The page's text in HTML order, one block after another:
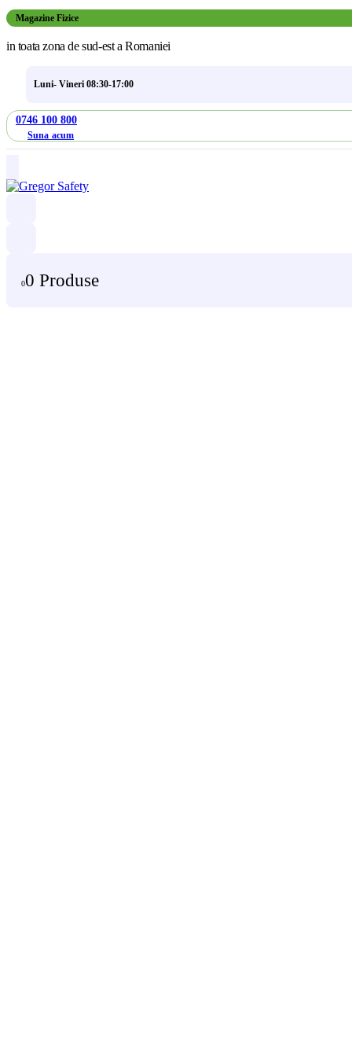
Magazine Fizice
in toata zona de sud-est a Romaniei
Luni- Vineri 08:30-17:00
0746 100 800
Suna acum
00 Produse